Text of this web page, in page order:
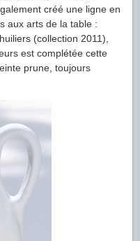
créé une ligne en
aux arts de la table :
(collection 2011),
est complétée cette
prune, toujours